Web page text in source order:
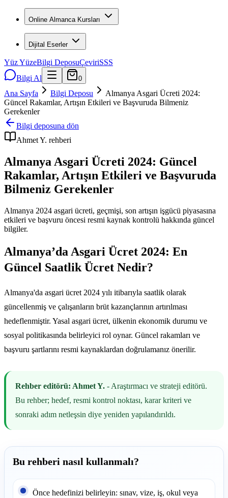
Online Almanca Kursları
Dijital Eserler
Yüz YüzeBilgi DeposuÇeviriSSS
Bilgi Al
0
Ana Sayfa Bilgi Deposu
Almanya Asgari Ücreti 2024:
Güncel Rakamlar, Artışın Etkileri ve Başvuruda Bilmeniz
Gerekenler
Bilgi deposuna dön
Ahmet Y. rehberi
Almanya Asgari Ücreti 2024: Güncel
Rakamlar, Artışın Etkileri ve Başvuruda
Bilmeniz Gerekenler
Almanya 2024 asgari ücreti, geçmişi, son artışın işgücü piyasasına
etkileri ve başvuru öncesi resmi kaynak kontrolü hakkında güncel
bilgiler.
Almanya’da Asgari Ücret 2024: En
Güncel Saatlik Ücret Nedir?
Almanya'da asgari ücret 2024 yılı itibarıyla saatlik olarak
güncellenmiş ve çalışanların brüt kazançlarının artırılması
hedeflenmiştir. Yasal asgari ücret, ülkenin ekonomik durumu ve
sosyal politikasında belirleyici rol oynar. Güncel rakamları ve
başvuru şartlarını resmi kaynaklardan doğrulamanız önerilir.
Rehber editörü: Ahmet Y. - Araştırmacı ve strateji editörü.
Bu rehber; hedef, resmi kontrol noktası, karar kriteri ve
sonraki adım netleşsin diye yeniden yapılandırıldı.
Bu rehberi nasıl kullanmalı?
Önce hedefinizi belirleyin: sınav, vize, iş, okul veya